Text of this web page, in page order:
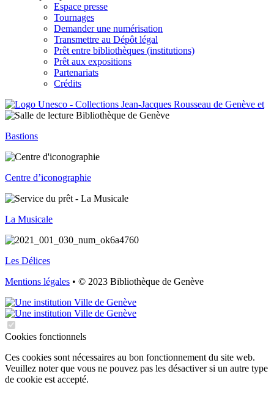
Espace presse
Tournages
Demander une numérisation
Transmettre au Dépôt légal
Prêt entre bibliothèques (institutions)
Prêt aux expositions
Partenariats
Crédits
Bastions
Centre d’iconographie
La Musicale
Les Délices
Mentions légales • © 2023 Bibliothèque de Genève
Cookies fonctionnels
Ces cookies sont nécessaires au bon fonctionnement du site web.
Veuillez noter que vous ne pouvez pas les désactiver si un autre type
de cookie est accepté.